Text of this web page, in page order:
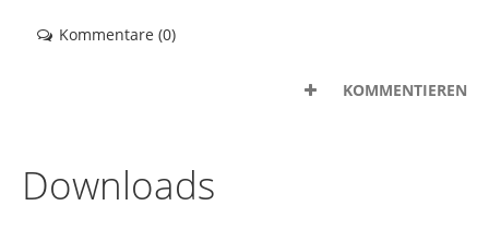
Kommentare (0)
KOMMENTIEREN
Downloads